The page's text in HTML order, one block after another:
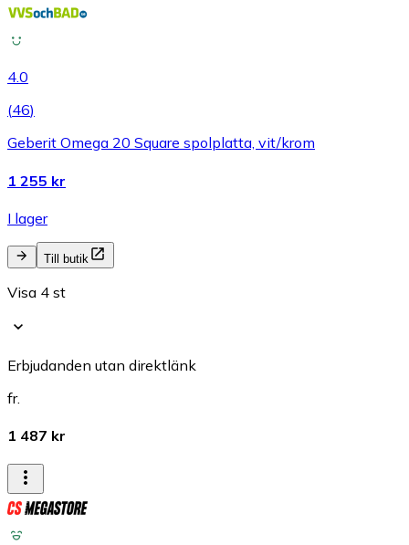
4.0
(46)
Geberit Omega 20 Square spolplatta, vit/krom
1 255 kr
I lager
Till butik
Visa 4 st
Erbjudanden utan direktlänk
fr.
1 487 kr